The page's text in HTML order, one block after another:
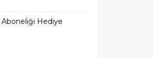
Aboneliği Hediye